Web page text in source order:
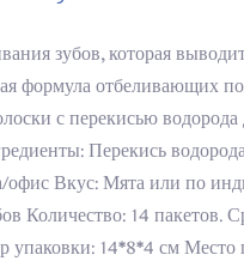
зубов, которая
формула отбеливающих
с перекисью
Перекись
Вкус: Мята или по
Количество: 14 пакетов.
упаковки: 14*8*4 см